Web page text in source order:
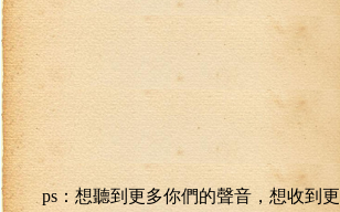
ps：想聽到更多你們的聲音，想收到更